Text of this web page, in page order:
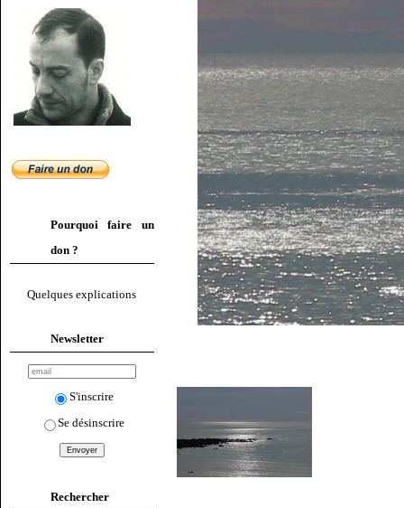
Pourquoi faire un
don ?
Quelques explications
Newsletter
S'inscrire
Se désinscrire
Rechercher